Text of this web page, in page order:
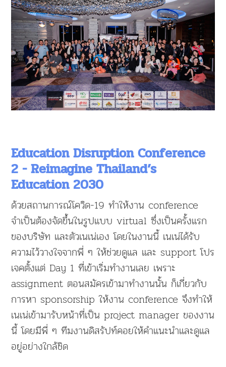
Education Disruption Conference
2 - Reimagine Thailand’s
Education 2030
ด้วยสถานการณ์โควิด-19 ทำให้งาน conference
จำเป็นต้องจัดขึ้นในรูปแบบ virtual ซึ่งเป็นครั้งแรก
ของบริษัท และตัวเนเน่เอง โดยในงานนี้ เนเน่ได้รับ
ความไว้วางใจจากพี่ ๆ ให้ช่วยดูแล และ support โปร
เจคตั้งแต่ Day 1 ที่เข้าเริ่มทำงานเลย เพราะ
assignment ตอนสมัครเข้ามาทำงานนั้น ก็เกี่ยวกับ
การหา sponsorship ให้งาน conference จึงทำให้
เนเน่เข้ามารับหน้าที่เป็น project manager ของงาน
นี้ โดยมีพี่ ๆ ทีมงานดิสรัปท์คอยให้คำแนะนำและดูแล
อยู่อย่างใกล้ชิด